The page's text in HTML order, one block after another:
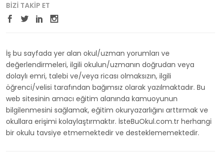
BIZI TAKIP ET
İş bu sayfada yer alan okul/uzman yorumları ve
değerlendirmeleri, ilgili okulun/uzmanın doğrudan veya
dolaylı emri, talebi ve/veya ricası olmaksızın, ilgili
öğrenci/velisi tarafından bağımsız olarak yazılmaktadır. Bu
web sitesinin amacı eğitim alanında kamuoyunun
bilgilenmesini sağlamak, eğitim okuryazarlığını arttırmak ve
okullara erişimi kolaylaştırmaktır. İsteBuOkul.com.tr herhangi
bir okulu tavsiye etmemektedir ve desteklememektedir.